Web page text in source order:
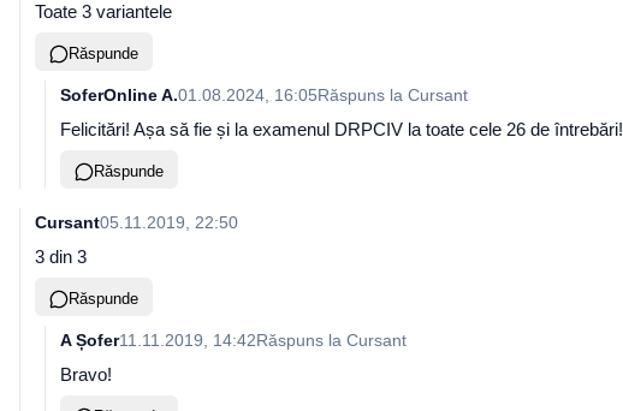
Toate 3 variantele
Răspunde
SoferOnline A.01.08.2024, 16:05Răspuns la Cursant
Felicitări! Așa să fie și la examenul DRPCIV la toate cele 26 de întrebări!
Răspunde
Cursant05.11.2019, 22:50
3 din 3
Răspunde
A Șofer11.11.2019, 14:42Răspuns la Cursant
Bravo!